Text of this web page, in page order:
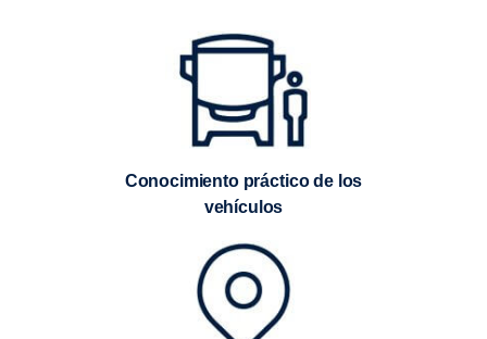
Conocimiento práctico de los
vehículos